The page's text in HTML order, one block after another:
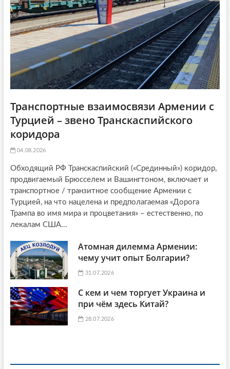
o
n
Транспортные взаимосвязи Армении с
Турцией – звено Транскаспийского
коридора
04.08.2026
Обходящий РФ Транскаспийский («Срединный») коридор,
продвигаемый Брюсселем и Вашингтоном, включает и
транспортное / транзитное сообщение Армении с
Турцией, на что нацелена и предполагаемая «Дорога
Трампа во имя мира и процветания» – естественно, по
лекалам США...
Атомная дилемма Армении:
чему учит опыт Болгарии?
31.07.2026
С кем и чем торгует Украина и
при чём здесь Китай?
28.07.2026